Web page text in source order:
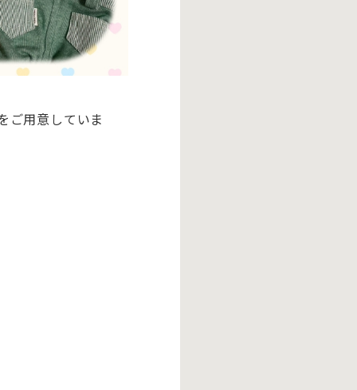
ご用意していま